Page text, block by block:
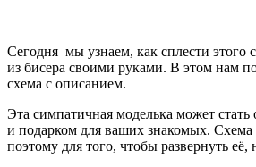
Сегодня мы узнаем, как сплести этого
из бисера своими руками. В этом нам
схема с описанием.
Эта симпатичная моделька может
и подарком для ваших знакомых. Схема
поэтому для того, чтобы развернуть